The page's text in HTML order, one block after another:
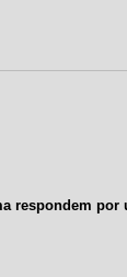
respondem por